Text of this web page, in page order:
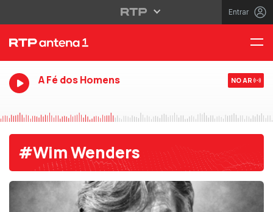
Entrar
A Fé dos Homens NO AR
#Wim Wenders